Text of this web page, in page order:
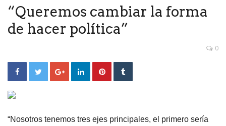
“Queremos cambiar la forma
de hacer política”
0
“Nosotros tenemos tres ejes principales, el primero sería